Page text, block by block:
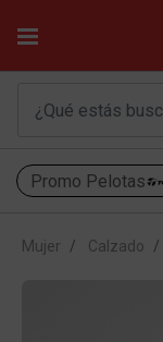
Promo Pelotas
Mujer Calzado